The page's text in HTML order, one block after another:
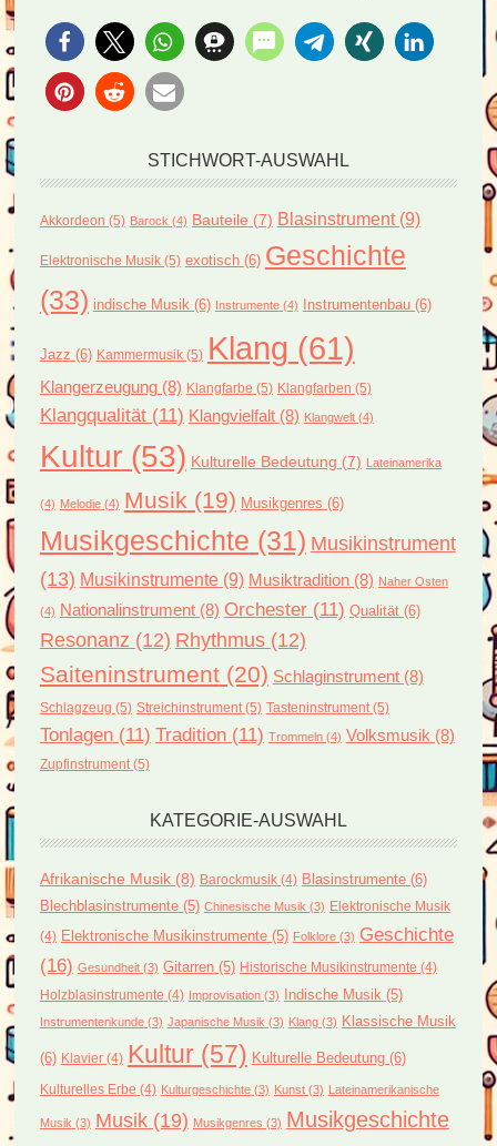
STICHWORT-AUSWAHL
Akkordeon (5) Barock(4) Bauteile (7) Blasinstrument(9)
Elektronische Musik(5) exotisch(6) Geschichte
(33) indische Musik(6) Instrumente(4) Instrumentenbau(6)
Jazz (6) Kammermusik(5) Klang (61)
Klangerzeugung(8) Klangfarbe (5) Klangfarben (5)
Klangqualität(11) Klangvielfalt(8) Klangwelt(4)
Kultur(53) Kulturelle Bedeutung (7) Lateinamerika
(4) Melodie(4) Musik (19) Musikgenres (6)
Musikgeschichte (31) Musikinstrument
(13) Musikinstrumente(9) Musiktradition(8) Naher Osten
(4) Nationalinstrument(8) Orchester(11) Qualität(6)
Resonanz (12) Rhythmus(12)
Saiteninstrument(20) Schlaginstrument(8)
Schlagzeug (5) Streichinstrument(5) Tasteninstrument(5)
Tonlagen(11) Tradition(11) Trommeln(4) Volksmusik(8)
Zupfinstrument(5)
KATEGORIE-AUSWAHL
Afrikanische Musik(8) Barockmusik(4) Blasinstrumente(6)
Blechblasinstrumente(5) Chinesische Musik(3) Elektronische Musik
(4) Elektronische Musikinstrumente(5) Folklore(3) Geschichte
(16) Gesundheit(3) Gitarren(5) Historische Musikinstrumente (4)
Holzblasinstrumente (4) Improvisation(3) Indische Musik(5)
Instrumentenkunde(3) Japanische Musik(3) Klang(3) Klassische Musik
(6) Klavier(4) Kultur(57) Kulturelle Bedeutung(6)
Kulturelles Erbe (4) Kulturgeschichte(3) Kunst(3) Lateinamerikanische
Musik(3) Musik(19) Musikgenres (3) Musikgeschichte